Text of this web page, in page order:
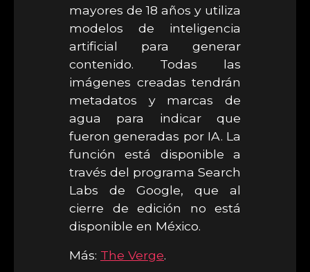
mayores de 18 años y utiliza
modelos de inteligencia
artificial para generar
contenido. Todas las
imágenes creadas tendrán
metadatos y marcas de
agua para indicar que
fueron generadas por IA. La
función está disponible a
través del programa Search
Labs de Google, que al
cierre de edición no está
disponible en México.
Más: The Verge.